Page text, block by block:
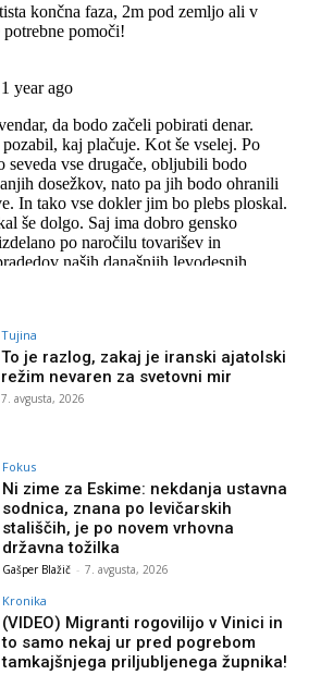
Tujina
To je razlog, zakaj je iranski ajatolski
režim nevaren za svetovni mir
7. avgusta, 2026
Fokus
Ni zime za Eskime: nekdanja ustavna
sodnica, znana po levičarskih
stališčih, je po novem vrhovna
državna tožilka
Gašper Blažič - 7. avgusta, 2026
Kronika
(VIDEO) Migranti rogovilijo v Vinici in
to samo nekaj ur pred pogrebom
tamkajšnjega priljubljenega župnika!